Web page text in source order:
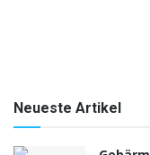
Neueste Artikel